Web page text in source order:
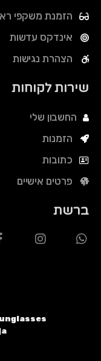
הזמנת משקפי
אינדקס עדשות
הצהרת נגישות
שירות לקוחות
החשבון שלי
הזמנות
כתובות
פרטים אישיים
ברשת